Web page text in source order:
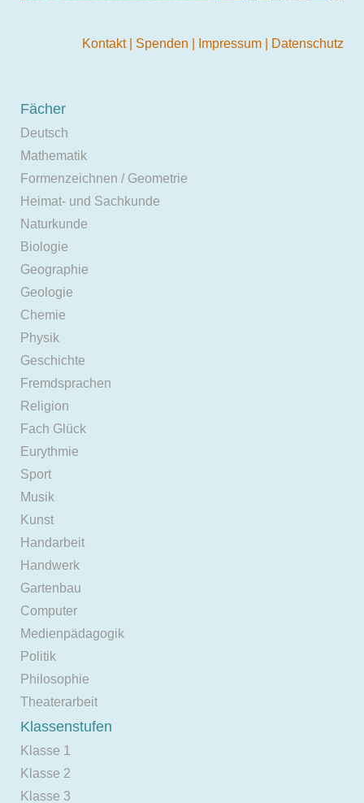
Kontakt Spenden Impressum Datenschutz
Fächer
Deutsch
Mathematik
Formenzeichnen / Geometrie
Heimat- und Sachkunde
Naturkunde
Biologie
Geographie
Geologie
Chemie
Physik
Geschichte
Fremdsprachen
Religion
Fach Glück
Eurythmie
Sport
Musik
Kunst
Handarbeit
Handwerk
Gartenbau
Computer
Medienpädagogik
Politik
Philosophie
Theaterarbeit
Klassenstufen
Klasse 1
Klasse 2
Klasse 3